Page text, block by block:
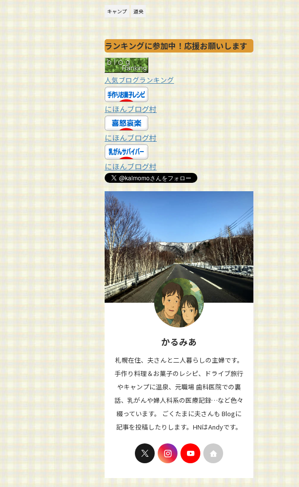
キャンプ 道央
ランキングに参加中！応援お願いします
人気ブログランキング
にほんブログ村
にほんブログ村
にほんブログ村
かるみあ
札幌在住、夫さんと二人暮らしの主婦です。
手作り料理＆お菓子のレシピ、ドライブ旅行
やキャンプに温泉、元職場 歯科医院での裏
話、乳がんや婦人科系の医療記録…など色々
綴っています。 ごくたまに夫さんも Blogに
記事を投稿したりします。HNはAndyです。